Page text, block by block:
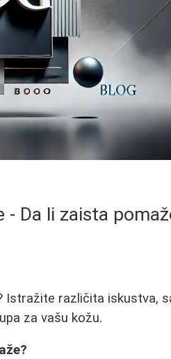
Da li zaista
Istražite različita iskustva,
za vašu kožu.